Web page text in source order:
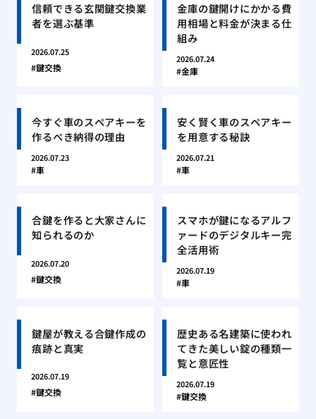
信頼できる玄関鍵交換業
者を選ぶ基準
2026.07.25
鍵交換
金庫の鍵開けにかかる費
用相場と料金が決まる仕
組み
2026.07.24
金庫
今すぐ車のスペアキーを
作るべき納得の理由
2026.07.23
車
安く賢く車のスペアキー
を用意する秘訣
2026.07.21
車
合鍵を作ると大家さんに
知られるのか
2026.07.20
鍵交換
スマホが鍵になるアルフ
ァードのデジタルキー完
全活用術
2026.07.19
車
鍵屋が教える合鍵作成の
痕跡と真実
2026.07.19
鍵交換
歴史ある名建築に使われ
てきた美しい錠の種類一
覧と意匠性
2026.07.19
鍵交換